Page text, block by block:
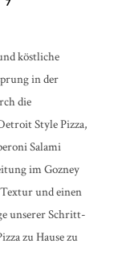
7
köstliche
in der
die
Style Pizza,
Salami
im Gozney
und einen
unserer Schritt-
zu Hause zu